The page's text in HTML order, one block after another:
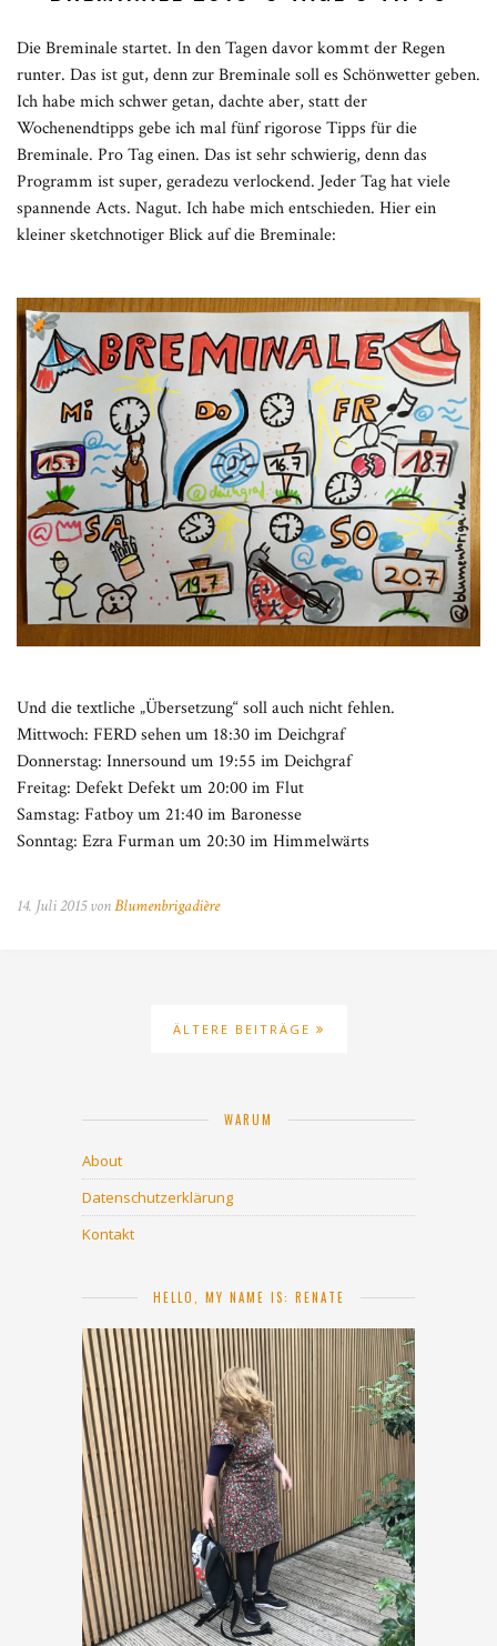
Die Breminale startet. In den Tagen davor kommt der Regen
runter. Das ist gut, denn zur Breminale soll es Schönwetter geben.
Ich habe mich schwer getan, dachte aber, statt der
Wochenendtipps gebe ich mal fünf rigorose Tipps für die
Breminale. Pro Tag einen. Das ist sehr schwierig, denn das
Programm ist super, geradezu verlockend. Jeder Tag hat viele
spannende Acts. Nagut. Ich habe mich entschieden. Hier ein
kleiner sketchnotiger Blick auf die Breminale:
Und die textliche „Übersetzung“ soll auch nicht fehlen.
Mittwoch: FERD sehen um 18:30 im Deichgraf
Donnerstag: Innersound um 19:55 im Deichgraf
Freitag: Defekt Defekt um 20:00 im Flut
Samstag: Fatboy um 21:40 im Baronesse
Sonntag: Ezra Furman um 20:30 im Himmelwärts
14. Juli 2015 vonBlumenbrigadière
ÄLTERE BEITRÄGE
WARUM
About
Datenschutzerklärung
Kontakt
HELLO, MY NAME IS: RENATE